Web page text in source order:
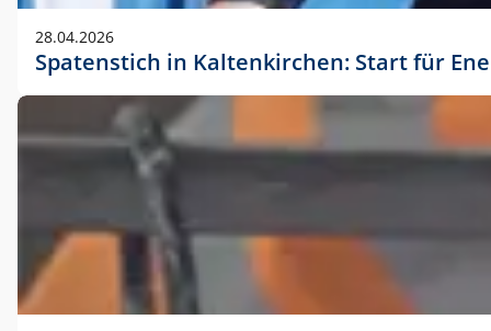
28.04.2026
Spatenstich in Kaltenkirchen: Start für